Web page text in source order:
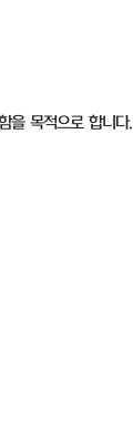
을 목적으로 합니다.